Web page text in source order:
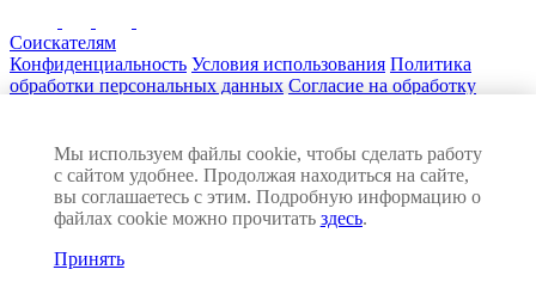
Мы используем файлы cookie, чтобы сделать работу
с сайтом удобнее. Продолжая находиться на сайте,
вы соглашаетесь с этим. Подробную информацию о
файлах cookie можно прочитать здесь.
Принять
Соискателям
Конфиденциальность Условия использования Политика
обработки персональных данных Согласие на обработку
ошибкой и нажмите Ctrl+Enter
© 2026 ГАЛЭКС. Все права защищены
Разработка сайта: